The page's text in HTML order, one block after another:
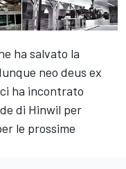
ha salvato la
neo deus ex
ha incontrato
di Hinwil per
le prossime